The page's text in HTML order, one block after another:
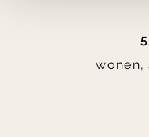
wonen,